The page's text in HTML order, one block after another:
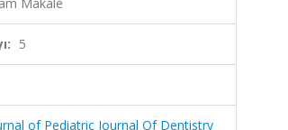
5
of Pediatric Journal Of Dentistry